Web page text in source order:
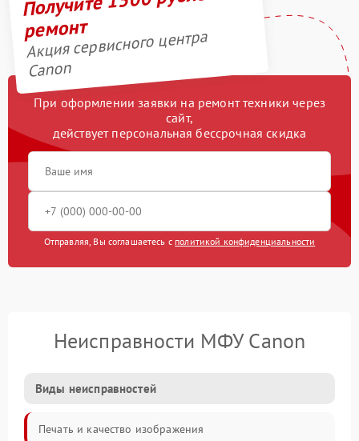
ремонт
Акция сервисного центра
Canon
При оформлении заявки на ремонт техники через
сайт,
действует персональная бессрочная скидка
Отправляя, Вы соглашаетесь с политикой конфиденциальности
Неисправности МФУ Canon
Виды неисправностей
Печать и качество изображения